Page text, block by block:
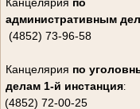
административным
(4852) 73-96-58
Канцелярия по
делам 1-й инстанция:
(4852) 72-00-25